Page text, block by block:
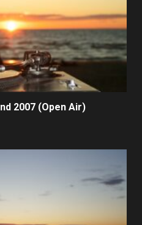
2007 (Open Air)